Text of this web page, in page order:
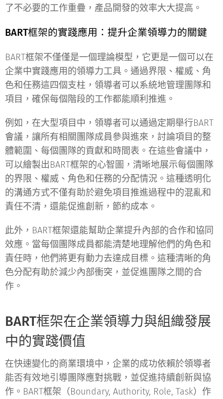
了不必要的工作重疊，產品開發的效率大大提高。
BART框架的實踐應用：提升企業領導力的關鍵
BART框架不僅僅是一個理論模型，它更是一個可以在
企業中實踐應用的領導力工具。通過界限、權威、角
色和任務這四個支柱，領導者可以系統地管理團隊和
項目，確保每個階段的工作都能順利推進。
例如，在大型項目中，領導者可以通過定期舉行BART
會議，讓所有相關團隊成員參與進來，討論項目的整
體範圍、每個團隊的貢獻和時間表。在這些會議中，
可以繪製出BART框架的心智圖，清晰地展示每個團隊
的界限、權威、角色和任務的分配情況。這種透明化
的溝通方式不僅有助於避免項目推進過程中的混亂和
責任不清，還能促進創新，節約成本。
此外，BART框架還能幫助企業提升內部的合作和協同
效應。當每個團隊成員都能清楚地理解他們的角色和
責任時，他們將更有動力去達成目標。這種清晰的角
色分配有助於減少內部衝突，並促進團隊之間的合
作。
BART框架在企業領導力與組織發展
中的實踐價值
在快速變化的商業環境中，企業的成功依賴於領導者
能否有效地引導團隊應對挑戰，並促進持續創新與協
作。BART框架（Boundary, Authority, Role, Task）作